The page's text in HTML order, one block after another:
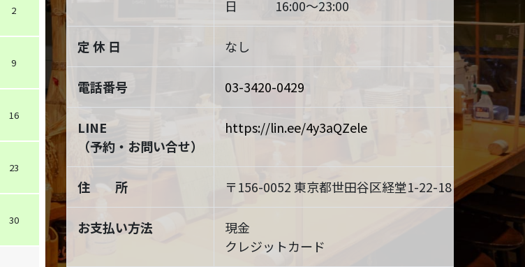
2
9
16
23
30
日 16:00～23:00
定 休 日 なし
電話番号 03-3420-0429
LINE
（予約・お問い合せ）
https://lin.ee/4y3aQZele
住 所 〒156-0052 東京都世田谷区経堂1-22-18MAP
お支払い方法
現金
クレジットカード